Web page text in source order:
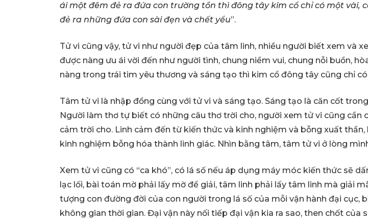
ái một đêm đẻ ra đứa con trường tồn thì đông tây kim cổ chỉ có một vài,
đẻ ra những đứa con sài đẹn và chết yểu”.
Tử vi cũng vậy, tử vi như người đẹp của tâm linh, nhiều người biết xem và
được nàng ưu ái vời đến như người tình, chung niềm vui, chung nỗi buồn,
nàng trong trái tim yêu thương và sáng tạo thì kim cổ đông tây cũng chỉ
Tâm tử vi là nhập đồng cùng với tử vi và sáng tạo. Sáng tạo là căn cốt
Người làm thơ tự biết có những câu thơ trời cho, người xem tử vi cũng cần
cảm trời cho. Linh cảm đến từ kiến thức và kinh nghiệm và bỗng xuất thần,
kinh nghiệm bỗng hóa thành linh giác. Nhìn bằng tâm, tâm tử vi ở lòng
Xem tử vi cũng có “ca khó”, có lá số nếu áp dụng máy móc kiến thức sẽ
lạc lối, bài toán mờ phải lấy mờ để giải, tâm linh phải lấy tâm linh mà giải
tượng con đường đời của con người trong lá số của mỗi vận hành đại cục,
không gian thời gian. Đại vận này nối tiếp đại vận kia ra sao, then chốt của